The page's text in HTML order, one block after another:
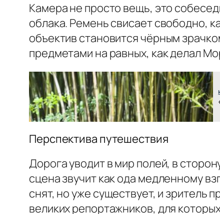
Камера не просто вещь, это
облака. Ремень свисает свободно,
объектив становится чёрным
предметами на равных, как делал
Перспектива путешествия
Дорога уводит в мир полей, в
сцена звучит как ода медленному
снят, но уже существует, и
великих репортажников, для